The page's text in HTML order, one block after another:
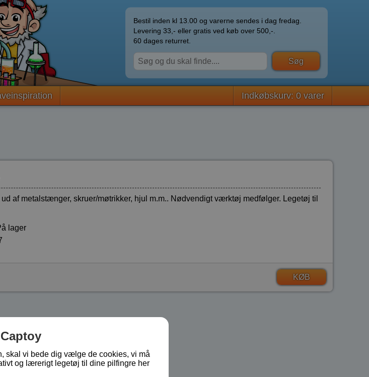
Bestil inden kl 13.00 og varerne sendes i dag fredag.
Levering 33,- eller gratis ved køb over 500,-.
60 dages returret.
Indkøbskurv: 0 varer
af metalstænger, skruer/møtrikker, hjul m.m.. Nødvendigt værktøj medfølger. Legetøj til
lager
KØB
skal vi bede dig vælge de cookies, vi må
og lærerigt legetøj til dine pilfingre her